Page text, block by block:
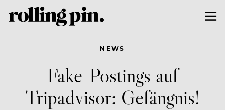
NEWS
Fake-Postings auf
Tripadvisor: Gefängnis!